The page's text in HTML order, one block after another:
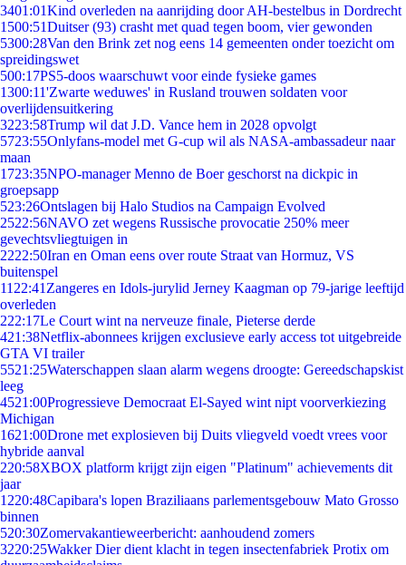
3401:01Kind overleden na aanrijding door AH-bestelbus in Dordrecht
1500:51Duitser (93) crasht met quad tegen boom, vier gewonden
5300:28Van den Brink zet nog eens 14 gemeenten onder toezicht om
spreidingswet
500:17PS5-doos waarschuwt voor einde fysieke games
1300:11'Zwarte weduwes' in Rusland trouwen soldaten voor
overlijdensuitkering
3223:58Trump wil dat J.D. Vance hem in 2028 opvolgt
5723:55Onlyfans-model met G-cup wil als NASA-ambassadeur naar
maan
1723:35NPO-manager Menno de Boer geschorst na dickpic in
groepsapp
523:26Ontslagen bij Halo Studios na Campaign Evolved
2522:56NAVO zet wegens Russische provocatie 250% meer
gevechtsvliegtuigen in
2222:50Iran en Oman eens over route Straat van Hormuz, VS
buitenspel
11 22:41 Zangeres en Idols-jurylid Jerney Kaagman op 79-jarige leeftijd
overleden
222:17Le Court wint na nerveuze finale, Pieterse derde
421:38Netflix-abonnees krijgen exclusieve early access tot uitgebreide
GTA VI trailer
5521:25Waterschappen slaan alarm wegens droogte: Gereedschapskist
leeg
4521:00Progressieve Democraat El-Sayed wint nipt voorverkiezing
Michigan
1621:00Drone met explosieven bij Duits vliegveld voedt vrees voor
hybride aanval
220:58XBOX platform krijgt zijn eigen "Platinum" achievements dit
jaar
1220:48Capibara's lopen Braziliaans parlementsgebouw Mato Grosso
binnen
520:30Zomervakantieweerbericht: aanhoudend zomers
3220:25Wakker Dier dient klacht in tegen insectenfabriek Protix om